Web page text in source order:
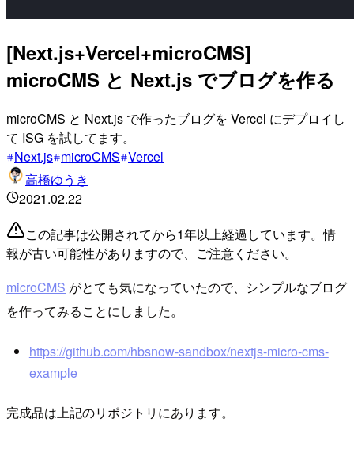
[Next.js+Vercel+microCMS]
microCMS と Next.js でブログを作る
microCMS と Next.js で作ったブログを Vercel にデプロイし
て ISG を試してます。
Next.js microCMS Vercel
高橋ゆうき
2021.02.22
この記事は公開されてから1年以上経過しています。情
報が古い可能性がありますので、ご注意ください。
microCMS がとても気になっていたので、シンプルなブログ
を作ってみることにしました。
https://github.com/hbsnow-sandbox/nextjs-micro-cms-
example
完成品は上記のリポジトリにあります。